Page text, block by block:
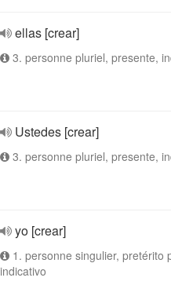
ellas [crear]
3. personne pluriel, presente,
Ustedes [crear]
3. personne pluriel, presente,
yo [crear]
1. personne singulier, pretérito
indicativo